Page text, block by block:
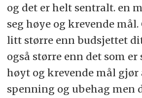
og det er helt sentralt. en
seg høye og krevende
litt større enn budsjettet
også større enn det som
høyt og krevende mål gjør
spenning og ubehag men